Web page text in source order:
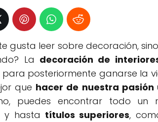
gusta leer sobre decoración,
La decoración de
posteriormente ganarse la
que hacer de nuestra pasión
puedes encontrar todo un
y hasta títulos superiores,